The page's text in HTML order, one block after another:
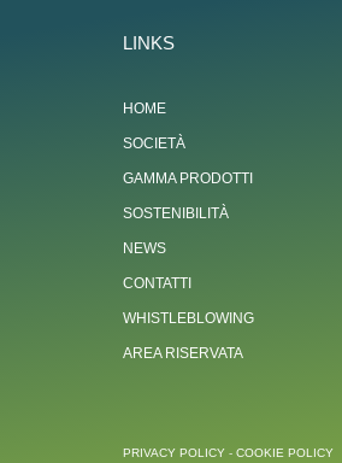
LINKS
HOME
SOCIETÀ
GAMMA PRODOTTI
SOSTENIBILITÀ
NEWS
CONTATTI
WHISTLEBLOWING
AREA RISERVATA
PRIVACY POLICY- COOKIE POLICY